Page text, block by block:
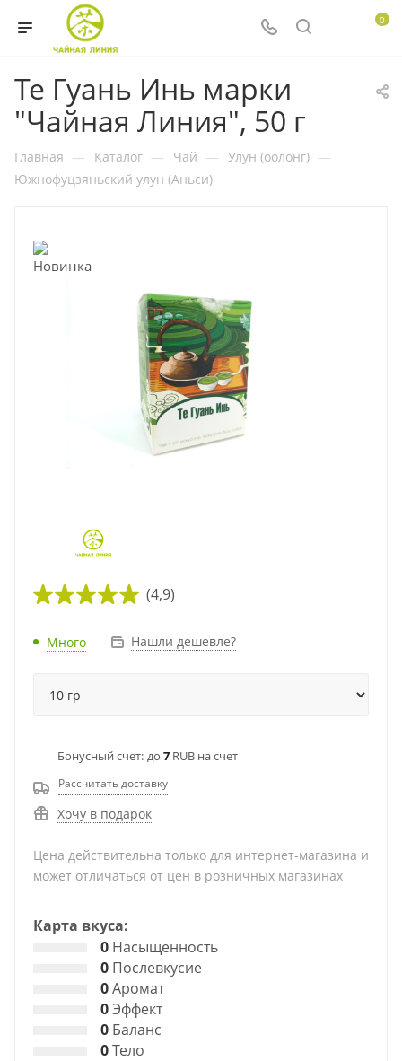
0
Те Гуань Инь марки
"Чайная Линия", 50 г
Главная — Каталог — Чай — Улун (оолонг) —
Южнофуцзяньский улун (Аньси)
(4,9)
Много Нашли дешевле?
Бонусный счет: до 7 RUB на счет
Рассчитать доставку
Хочу в подарок
Цена действительна только для интернет-магазина и
может отличаться от цен в розничных магазинах
Карта вкуса:
0 Насыщенность
0 Послевкусие
0Аромат
0Эффект
0 Баланс
0Тело